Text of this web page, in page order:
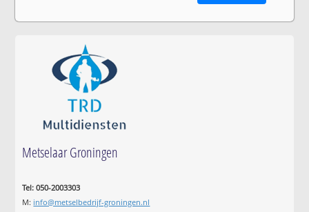
Metselaar Groningen
Tel: 050-2003303
M: info@metselbedrijf-groningen.nl